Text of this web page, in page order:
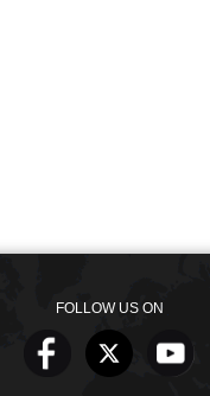
FOLLOW US ON